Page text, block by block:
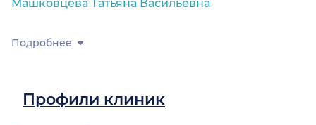
Машковцева Татьяна Васильевна
Подробнее
Профили клиник